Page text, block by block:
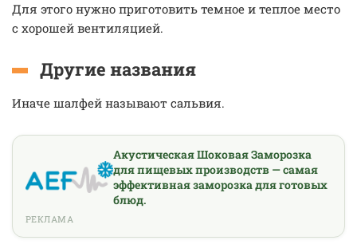
Для этого нужно приготовить темное и теплое место
с хорошей вентиляцией.
Другие названия
Иначе шалфей называют сальвия.
Акустическая Шоковая Заморозка
для пищевых производств — самая
эффективная заморозка для готовых
блюд.
РЕКЛАМА